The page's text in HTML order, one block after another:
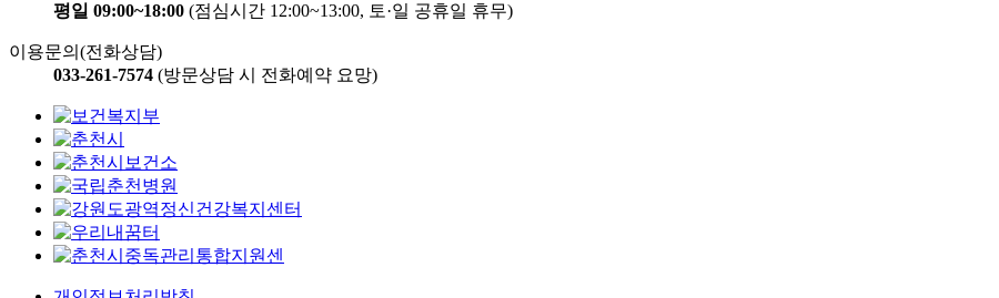
평일 09:00~18:00 (점심시간 12:00~13:00, 토·일 공휴일 휴무)
이용문의(전화상담)
033-261-7574 (방문상담 시 전화예약 요망)